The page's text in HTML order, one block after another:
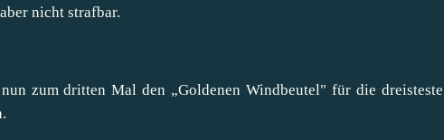
nicht strafbar.
zum dritten Mal den „Goldenen Windbeutel" für die dreisteste